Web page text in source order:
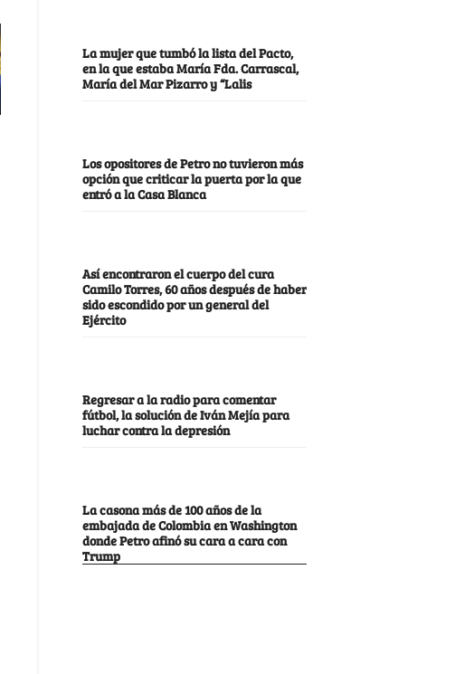
La mujer que tumbó la lista del Pacto,
en la que estaba María Fda. Carrascal,
María del Mar Pizarro y “Lalis
Los opositores de Petro no tuvieron más
opción que criticar la puerta por la que
entró a la Casa Blanca
Así encontraron el cuerpo del cura
Camilo Torres, 60 años después de haber
sido escondido por un general del
Ejército
Regresar a la radio para comentar
fútbol, la solución de Iván Mejía para
luchar contra la depresión
La casona más de 100 años de la
embajada de Colombia en Washington
donde Petro afinó su cara a cara con
Trump